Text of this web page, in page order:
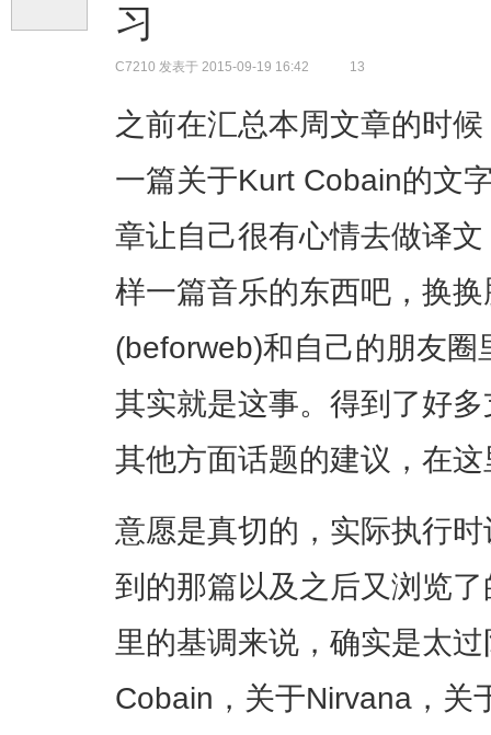
习
C7210 发表于 2015-09-19 16:42 13
之前在汇总本周文章的时
一篇关于Kurt Cobain的文
章让自己很有心情去做译
样一篇音乐的东西吧，换
(beforweb)和自己的朋友
其实就是这事。得到了好
其他方面话题的建议，在
意愿是真切的，实际执行
到的那篇以及之后又浏览
里的基调来说，确实是太
Cobain，关于Nirvana，关